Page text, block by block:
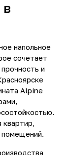
в
напольное
сочетает
и
Alpine
квартир,
помещений.